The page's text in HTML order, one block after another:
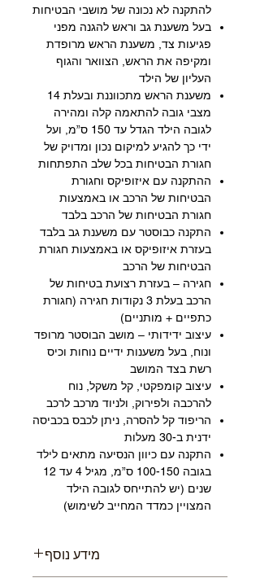
להתקנה לא נכונה של מושבי הבטיחות
בעל משענת גב וראש להגנה מפני
פגיעות צד, משענת הראש מרופדת
ומקיפה את הראש, הצוואר והגוף
העליון של הילד
משענת הראש מתכווננת ובעלת 14
מצבי גובה להתאמה קלה ומהירה
לגובה הילד הגדל עד 150 ס”מ, ועל
ידי כך להגיע למיקום נכון ומדויק של
חגורת הבטיחות בכל שלב התפתחות
ההתקנה עם איזופיקס וחגורת
הבטיחות של הרכב או באמצעות
חגורת הבטיחות של הרכב בלבד
התקנה כבוסטר עם משענת גב בלבד
בעזרת איזופיקס או באמצעות חגורת
הבטיחות של הרכב
חגירה – בעזרת רצועת בטיחות של
הרכב בעלת 3 נקודות חגירה (חגורת
כתפיים + מותניים)
עיצוב ידידותי – מושב הבוסטר מרופד
ונוח, בעל משענות ידיים נוחות וכיס
רשת בצד המושב
עיצוב קומפקטי, קל משקל, נוח
להרכבה ולפירוק, ולניוד מרכב לרכב
הריפוד קל להסרה, ניתן לכבס בכביסה
ידנית ב-30 מעלות
התקנה עם כיוון הנסיעה מתאים לילד
בגובה 100-150 ס”מ, מגיל 4 עד 12
שנים (יש להתייחס לגובה הילד
המצויין כמדד המחייב לשימוש)
מידע נוסף